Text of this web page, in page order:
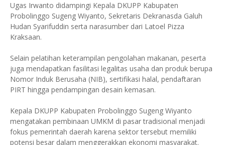
Ugas Irwanto didampingi Kepala DKUPP Kabupaten
Probolinggo Sugeng Wiyanto, Sekretaris Dekranasda Galuh
Hudan Syarifuddin serta narasumber dari Latoel Pizza
Kraksaan.
Selain pelatihan keterampilan pengolahan makanan, peserta
juga mendapatkan fasilitasi legalitas usaha dan produk berupa
Nomor Induk Berusaha (NIB), sertifikasi halal, pendaftaran
PIRT hingga pendampingan desain kemasan.
Kepala DKUPP Kabupaten Probolinggo Sugeng Wiyanto
mengatakan pembinaan UMKM di pasar tradisional menjadi
fokus pemerintah daerah karena sektor tersebut memiliki
potensi besar dalam menggerakkan ekonomi masyarakat.